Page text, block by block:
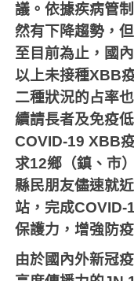
議。依據疾病管
然有下降趨勢，
至目前為止，國
以上未接種XBB
二種狀況的占率
續請長者及免疫
COVID-19 XBB
求12鄉（鎮、市
縣民朋友儘速就
站，完成COVID-
保護力，增強防
由於國內外新冠